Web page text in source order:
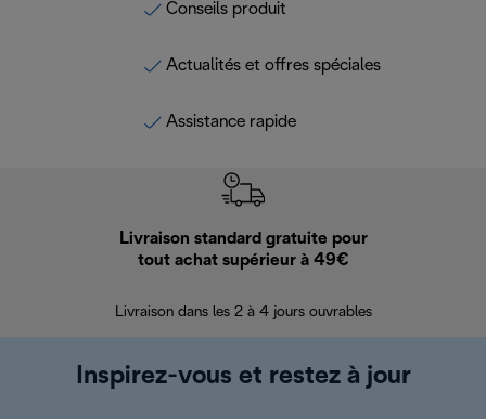
Conseils produit
Actualités et offres spéciales
Assistance rapide
Livraison standard gratuite pour
tout achat supérieur à 49€
Livraison dans les 2 à 4 jours ouvrables
Inspirez-vous et restez à jour